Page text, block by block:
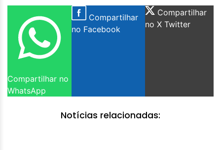
Compartilhar no
WhatsApp
Compartilhar
no Facebook
Compartilhar
no X Twitter
Notícias relacionadas: